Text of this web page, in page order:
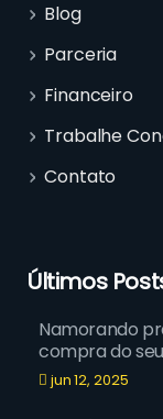
Blog
Parceria
Financeiro
Trabalhe
Contato
Últimos
Namorando
compra do
jun 12, 2025